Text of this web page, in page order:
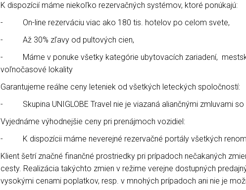
K dispozícií máme niekoľko rezervačných systémov, ktoré ponúkajú:
- On-line rezerváciu viac ako 180 tis. hotelov po celom svete,
- Až 30% zľavy od pultových cien,
- Máme v ponuke všetky kategórie ubytovacích zariadení,
voľnočasové lokality
Garantujeme reálne ceny leteniek od všetkých leteckých spoločností:
- Skupina UNIGLOBE Travel nie je viazaná aliančnými zmluvami
Vyjednáme výhodnejšie ceny pri prenájmoch vozidiel:
- K dispozícii máme neverejné rezervačné portály všetkých
Klient šetrí značné finančné prostriedky pri prípadoch nečakaných
cesty. Realizácia takýchto zmien v režime verejne dostupných
vysokými cenami poplatkov, resp. v mnohých prípadoch ani nie je